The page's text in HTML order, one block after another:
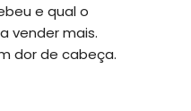
e qual o
vender mais.
dor de cabeça.